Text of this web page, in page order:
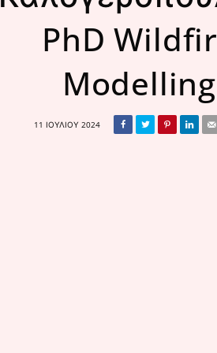
PhD
Modelling
11 ΙΟΥΛΊΟΥ 2024